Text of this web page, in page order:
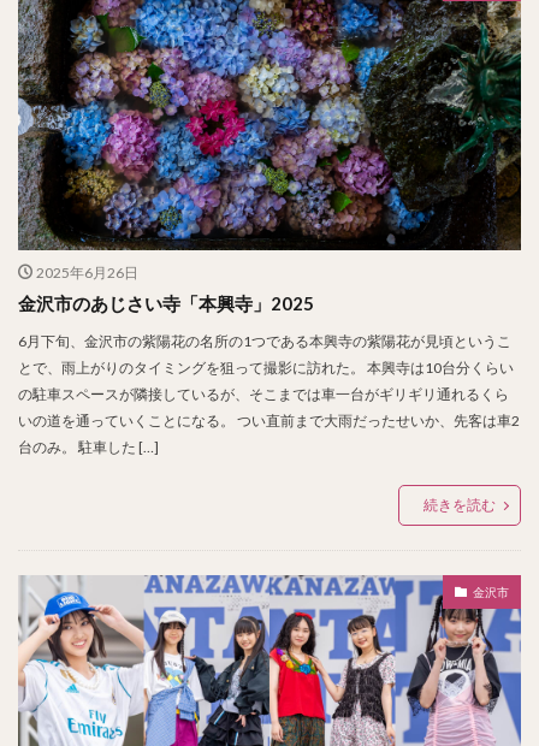
2025年6月26日
金沢市のあじさい寺「本興寺」2025
6月下旬、金沢市の紫陽花の名所の1つである本興寺の紫陽花が見頃というこ
とで、雨上がりのタイミングを狙って撮影に訪れた。 本興寺は10台分くらい
の駐車スペースが隣接しているが、そこまでは車一台がギリギリ通れるくら
いの道を通っていくことになる。 つい直前まで大雨だったせいか、先客は車2
台のみ。 駐車した […]
続きを読む
金沢市